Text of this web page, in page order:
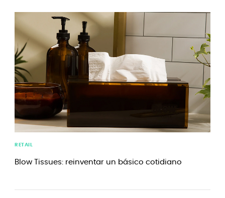
RETAIL
Blow Tissues: reinventar un básico cotidiano